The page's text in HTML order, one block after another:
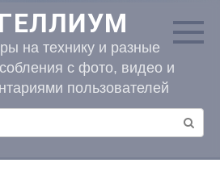
ГЕЛЛИУМ
на технику и разные
с фото, видео и
пользователей